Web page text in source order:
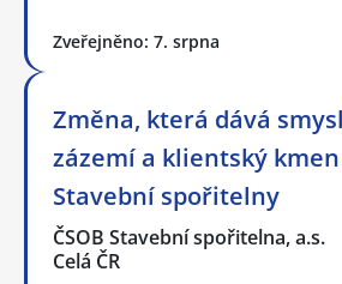
Zveřejněno: 7. srpna
Změna, která dává
zázemí a klientský kmen
Stavební spořitelny
ČSOB Stavební spořitelna, a.s.
Celá ČR